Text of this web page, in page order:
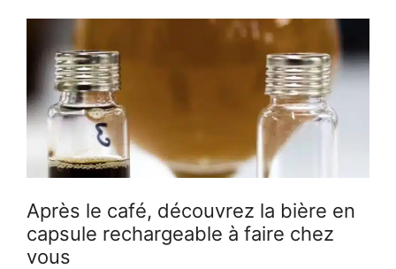
Après le café, découvrez la bière en
capsule rechargeable à faire chez
vous